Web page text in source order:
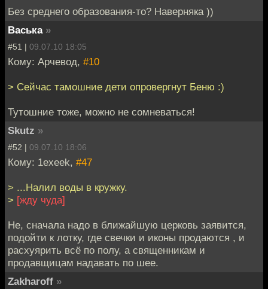
Без среднего образования-то? Наверняка ))
Васька »
#51 | 09.07.10 18:05
Кому: Арчевод, #10
> Сейчас тамошние дети опровергнут Беню :)
Тутошние тоже, можно не сомневаться!
Skutz »
#52 | 09.07.10 18:06
Кому: 1exeek, #47
> ...Налил воды в кружку.
> [жду чуда]
Не, сначала надо в ближайшую церковь заявится,
подойти к лотку, где свечки и иконы продаются , и
расхуярить всё по полу, а священникам и
продавщицам надавать по шее.
Zakharoff »